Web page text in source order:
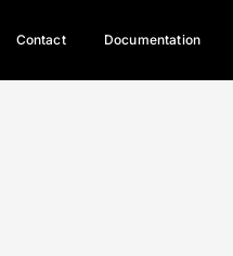
原住民族、立院電競
光電場回
Contact Documentation